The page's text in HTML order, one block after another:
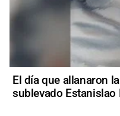
El día que allanaron
sublevado Estanislao